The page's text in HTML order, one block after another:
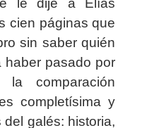
le dije a Elías
cien páginas que
sin saber quién
haber pasado por
la comparación
completísima y
galés: historia,